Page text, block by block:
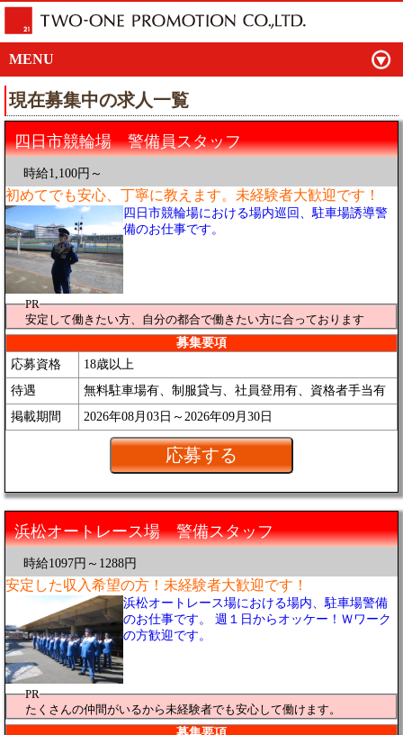
MENU
現在募集中の求人一覧
四日市競輪場 警備員スタッフ
時給1,100円～
初めてでも安心、丁寧に教えます。未経験者大歓迎です！
四日市競輪場における場内巡回、駐車場誘導警
備のお仕事です。
PR
安定して働きたい方、自分の都合で働きたい方に合っております
募集要項
応募資格
18歳以上
待遇
無料駐車場有、制服貸与、社員登用有、資格者手当有
掲載期間
2026年08月03日～2026年09月30日
浜松オートレース場 警備スタッフ
時給1097円～1288円
安定した収入希望の方！未経験者大歓迎です！
浜松オートレース場における場内、駐車場警備
のお仕事です。 週１日からオッケー！Ｗワーク
の方歓迎です。
PR
たくさんの仲間がいるから未経験者でも安心して働けます。